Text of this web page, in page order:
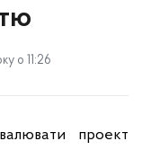
о 11:26
проект